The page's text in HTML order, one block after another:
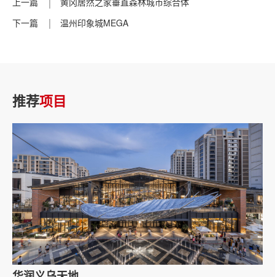
下一篇
温州印象城MEGA
推荐项目